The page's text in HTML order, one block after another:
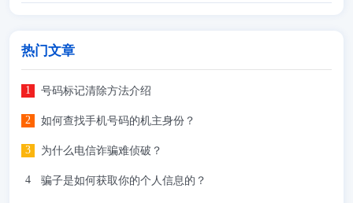
热门文章
号码标记清除方法介绍
如何查找手机号码的机主身份？
为什么电信诈骗难侦破？
骗子是如何获取你的个人信息的？